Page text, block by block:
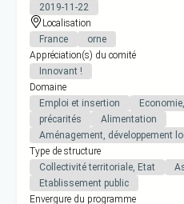
2019-11-22
Localisation
France
orne
Appréciation(s) du comité
Innovant !
Domaine
Emploi et insertion
précarités
Alimentation
Aménagement, développement
Type de structure
Collectivité territoriale, Etat
Etablissement public
Envergure du programme